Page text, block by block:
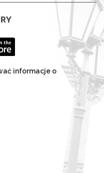
informacje o